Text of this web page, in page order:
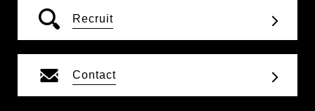
Recruit
Contact